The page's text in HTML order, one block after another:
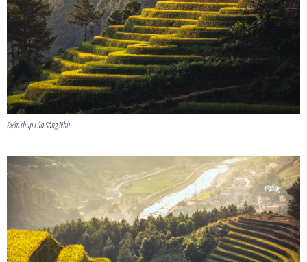
Điểm chụp Lúa Sáng Nhù